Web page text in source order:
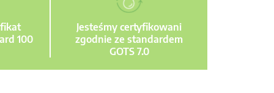
100
Jesteśmy certyfikowani
zgodnie ze standardem
GOTS 7.0